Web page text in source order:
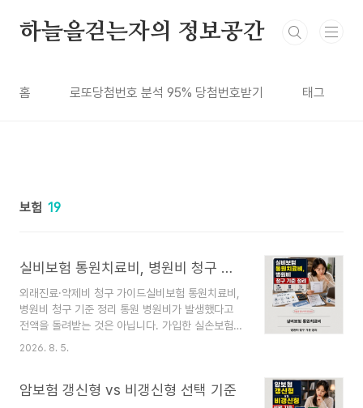
하늘을걷는자의 정보공간
홈 로또당첨번호 분석 95% 당첨번호받기 태그
보험 19
실비보험 통원치료비, 병원비 청구 기준 정리
외래진료·약제비 청구 가이드실비보험 통원치료비,
병원비 청구 기준 정리 통원 병원비가 발생했다고
전액을 돌려받는 것은 아닙니다. 가입한 실손보험
세대와 약관에 따라 보장대상 의료비에서 자기부담
에서 5만 원이 그대로 지급되지는 않습니다. 진료비
2026. 8. 5.
암보험 갱신형 vs 비갱신형 선택 기준